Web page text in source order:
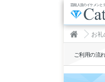
芸能人並のイケメンと
お礼
ご利用の流